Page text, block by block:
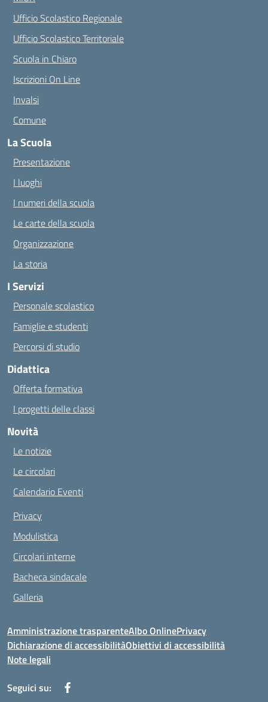
Ufficio Scolastico Regionale
Ufficio Scolastico Territoriale
Scuola in Chiaro
Iscrizioni On Line
Invalsi
Comune
La Scuola
Presentazione
I luoghi
I numeri della scuola
Le carte della scuola
Organizzazione
La storia
I Servizi
Personale scolastico
Famiglie e studenti
Percorsi di studio
Didattica
Offerta formativa
I progetti delle classi
Novità
Le notizie
Le circolari
Calendario Eventi
Privacy
Modulistica
Circolari interne
Bacheca sindacale
Galleria
Amministrazione trasparenteAlbo OnlinePrivacy
Dichiarazione di accessibilitàObiettivi di accessibilità
Note legali
Seguici su: